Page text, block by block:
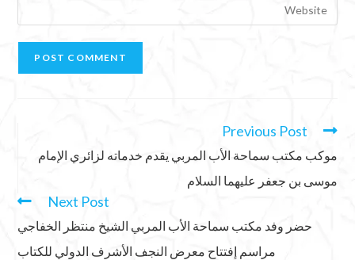
Previous Post
موكب مكتب سماحة الأب المربي يقدم خدماته لزائري الإمام
موسى بن جعفر عليهما السلام
Next Post
حضر وفد مكتب سماحة الأب المربي الشيخ منتظر الخفاجي
مراسم إفتتاح معرض النجف الأشرف الدولي للكتاب